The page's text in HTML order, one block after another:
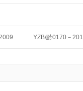
YZB/黔0170－